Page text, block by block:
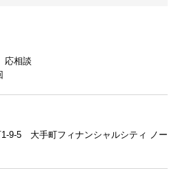
応相談
9-5 大手町フィナンシャルシティ ノー